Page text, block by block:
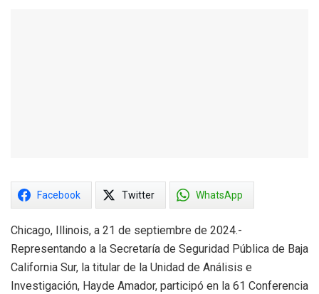
Facebook Twitter WhatsApp
Chicago, Illinois, a 21 de septiembre de 2024.-
Representando a la Secretaría de Seguridad Pública de Baja
California Sur, la titular de la Unidad de Análisis e
Investigación, Hayde Amador, participó en la 61 Conferencia